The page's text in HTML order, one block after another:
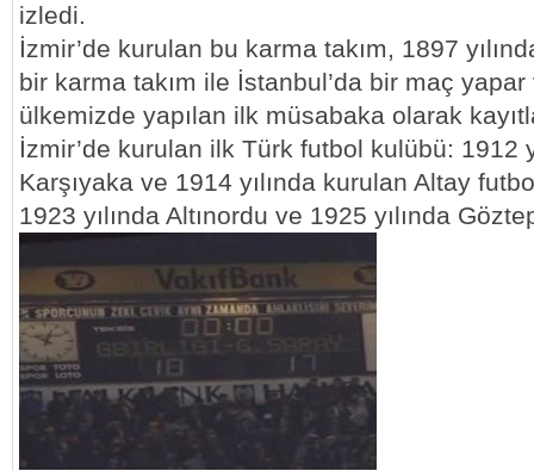
izledi.
İzmir’de kurulan bu karma takım, 1897
bir karma takım ile İstanbul’da bir maç
ülkemizde yapılan ilk müsabaka olarak
İzmir’de kurulan ilk Türk futbol kulübü: 1912
Karşıyaka ve 1914 yılında kurulan Altay
1923 yılında Altınordu ve 1925 yılında